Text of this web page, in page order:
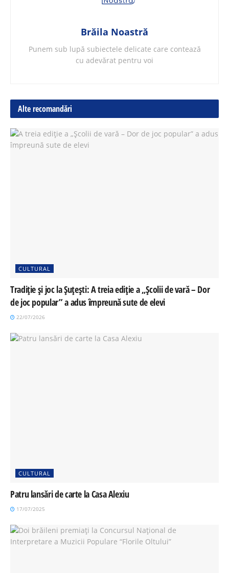
Brăila Noastră
Punem sub lupă subiectele delicate care contează
cu adevărat pentru voi
Alte recomandări
CULTURAL
Tradiție și joc la Șuțești: A treia ediție a „Școlii de vară – Dor
de joc popular” a adus împreună sute de elevi
22/07/2026
CULTURAL
Patru lansări de carte la Casa Alexiu
17/07/2025